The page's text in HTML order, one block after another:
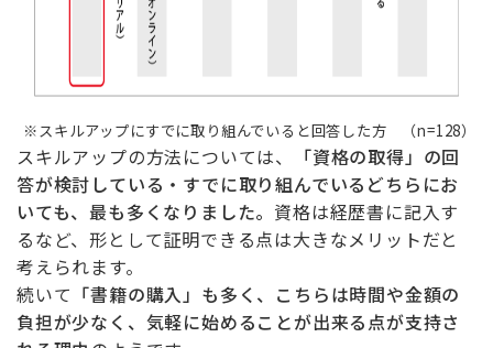
※スキルアップにすでに取り組んでいると回答した方 （n=128）
スキルアップの方法については、
「資格の取得」の回
答が検討している・すでに取り組んでいるどちらにお
いても、最も多くなりました。 資格は経歴書に記入す
るなど、形として証明できる点は大きなメリットだと
考えられます。
続いて 「書籍の購入」も多く、こちらは時間や金額の
負担が少なく、気軽に始めることが出来る点が支持さ